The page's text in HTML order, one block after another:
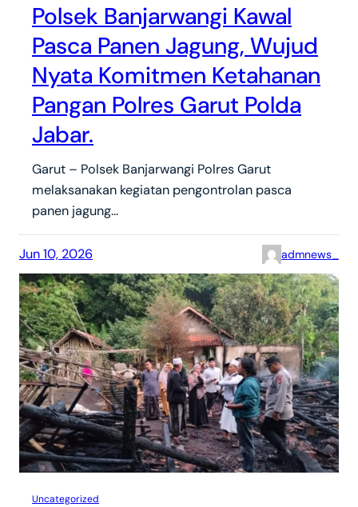
Polsek Banjarwangi Kawal
Pasca Panen Jagung, Wujud
Nyata Komitmen Ketahanan
Pangan Polres Garut Polda
Jabar.
Garut – Polsek Banjarwangi Polres Garut
melaksanakan kegiatan pengontrolan pasca
panen jagung…
Jun 10, 2026 admnews_
Uncategorized